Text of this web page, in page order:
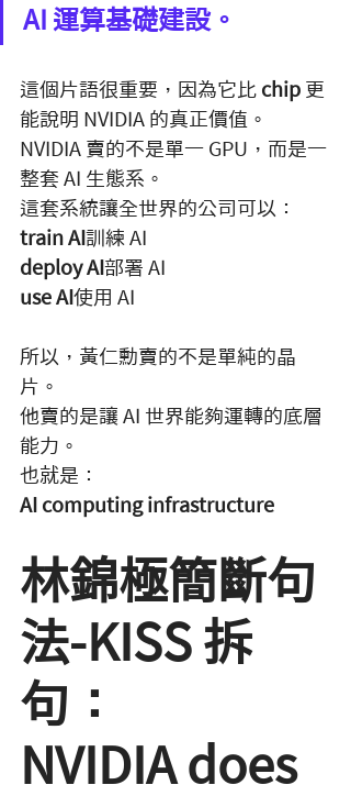
AI 運算基礎建設。
這個片語很重要，因為它比 chip 更
能說明 NVIDIA 的真正價值。
NVIDIA 賣的不是單一 GPU，而是一
整套 AI 生態系。
這套系統讓全世界的公司可以：
train AI 訓練 AI
deploy AI 部署 AI
use AI 使用 AI
所以，黃仁勳賣的不是單純的晶
片。
他賣的是讓 AI 世界能夠運轉的底層
能力。
也就是：
AI computing infrastructure
林錦極簡斷句
法-KISS 拆
句：
NVIDIA does